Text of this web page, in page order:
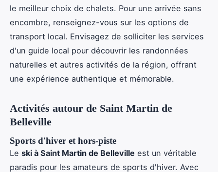
le meilleur choix de chalets. Pour une arrivée sans
encombre, renseignez-vous sur les options de
transport local. Envisagez de solliciter les services
d'un guide local pour découvrir les randonnées
naturelles et autres activités de la région, offrant
une expérience authentique et mémorable.
Activités autour de Saint Martin de
Belleville
Sports d'hiver et hors-piste
Le ski à Saint Martin de Belleville est un véritable
paradis pour les amateurs de sports d'hiver. Avec